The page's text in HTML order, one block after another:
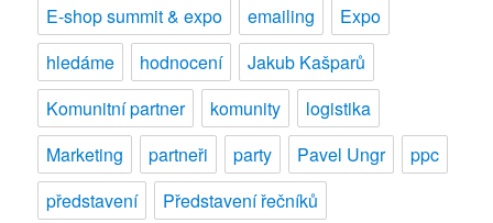
E-shop summit & expo
emailing
Expo
hledáme
hodnocení
Jakub Kašparů
Komunitní partner
komunity
logistika
Marketing
partneři party Pavel Ungr
ppc
představení
Představení řečníků